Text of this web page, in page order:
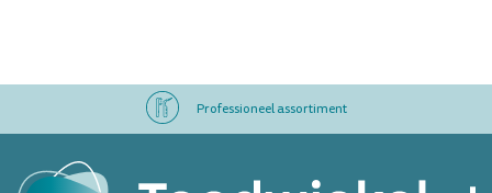
Professioneel assortiment